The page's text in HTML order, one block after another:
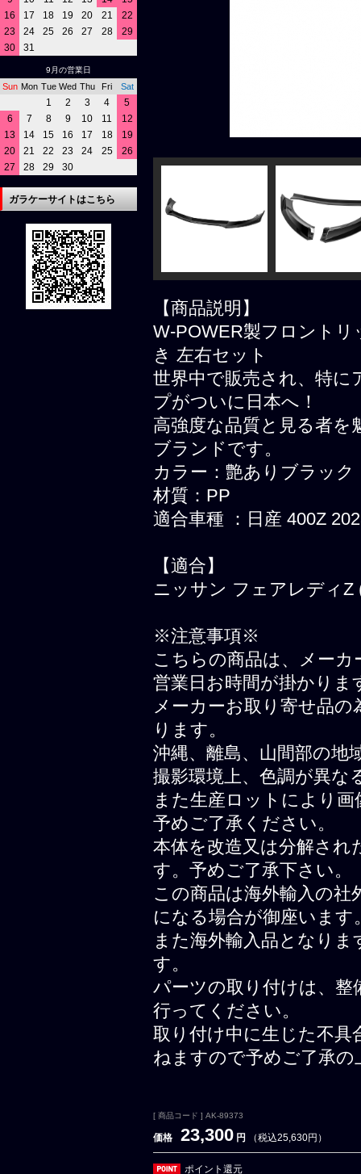
【商品説明】
W-POWER製フロント
き 左右セット
世界中で販売され、特に
プがついに日本へ！
高強度な品質と見る者
ブランドです。
カラー：艶ありブラック
材質：PP
適合車種 ：日産 400Z
【適合】
ニッサン フェアレディZ
※注意事項※
こちらの商品は、メー
営業日お時間が掛かりま
メーカーお取り寄せ品
ります。
沖縄、離島、山間部の地
撮影環境上、色調が異な
また生産ロットにより
予めご了承ください。
本体を改造又は分解され
す。予めご了承下さい。
この商品は海外輸入の
になる場合が御座います
また海外輸入品となり
す。
パーツの取り付けは、整
行ってください。
取り付け中に生じた不具
ねますので予めご了承
[ 商品コード ] AK-89373
価格 23,300 円 （税込25,630円）
ポイント還元
16
17 18 19 20 21
22
23
24 25 26 27 28
29
30
31
9月の営業日
Sun Mon Tue Wed Thu Fri Sat
1 2 3 4
5
6
7 8 9 10 11
12
13
14 15 16 17 18
19
20
21 22 23 24 25
26
27
28 29 30
ガラケーサイトはこちら